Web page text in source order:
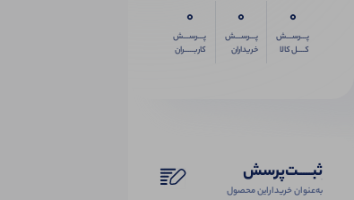
0
پـــرســـش
کــــل کالا
0
پـــرســـش
خریداران
0
پـــرســـش
کاربـــــران
ثبـــــت‌پرسش
به‌عنوان ‌خریدار‌این‌ محصول